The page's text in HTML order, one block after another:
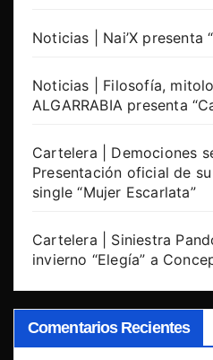
Noticias | Nai’X presenta
Noticias | Filosofía,
ALGARRABIA presenta
Cartelera | Demociones
Presentación oficial de
single “Mujer Escarlata”
Cartelera | Siniestra
invierno “Elegía” a
Comentarios Recientes